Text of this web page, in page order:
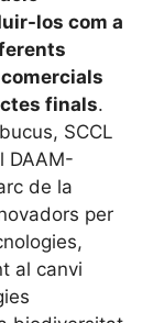
los com a
finals.
SCCL
DAAM-
de la
per
al canvi